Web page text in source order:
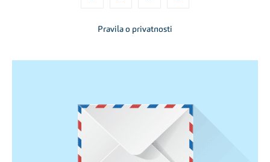
Pravila o privatnosti